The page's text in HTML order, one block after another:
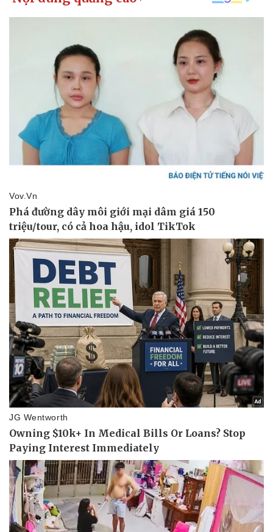
Kinh tế
Bất động sản
Khởi nghiệp
Giá vàng
Tiêu dùng
Tỷ giá
Chứng khoán
Giá cà phê